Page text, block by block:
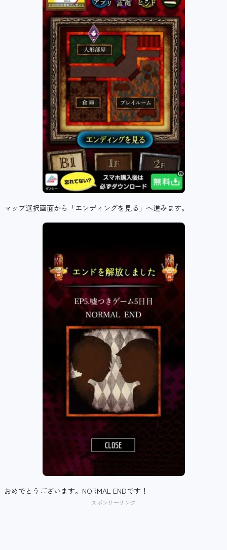
マップ選択画面から「エンディングを見る」へ進みます。
おめでとうございます。NORMAL ENDです！
スポンサーリンク